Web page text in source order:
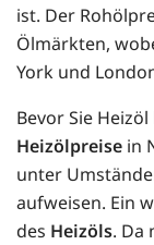
ist. Der
Ölmärkten,
York und
Bevor Sie
Heizölpreise in
unter
aufweisen. Ein
des Heizöls. Da